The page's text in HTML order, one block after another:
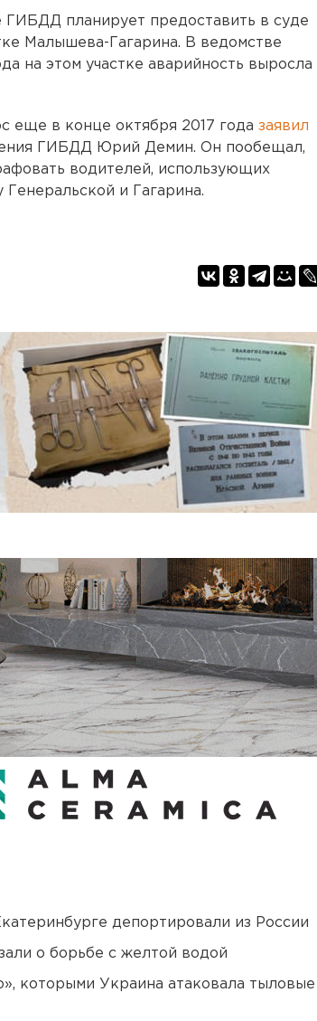
ГИБДД планирует предоставить в суде
Малышева-Гагарина. В ведомстве
на этом участке аварийность выросла
еще в конце октября 2017 года заявил
ГИБДД Юрий Демин. Он пообещал,
водителей, использующих
и Гагарина.
депортировали из России
о борьбе с желтой водой
которыми Украина атаковала тыловые